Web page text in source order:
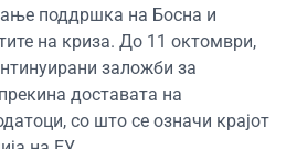
поддршка на Босна и
на криза. До 11 октомври,
и заложби за
прекина доставата на
, со што се означи крајот